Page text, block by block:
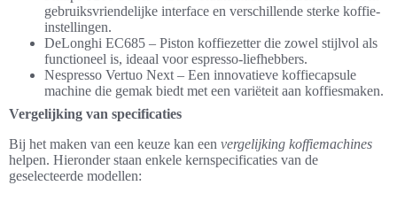
gebruiksvriendelijke interface en verschillende sterke koffie-
instellingen.
DeLonghi EC685 – Piston koffiezetter die zowel stijlvol als
functioneel is, ideaal voor espresso-liefhebbers.
Nespresso Vertuo Next – Een innovatieve koffiecapsule
machine die gemak biedt met een variëteit aan koffiesmaken.
Vergelijking van specificaties
Bij het maken van een keuze kan een vergelijking koffiemachines
helpen. Hieronder staan enkele kernspecificaties van de
geselecteerde modellen: